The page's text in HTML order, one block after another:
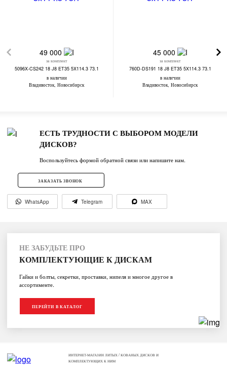
49 000
за комплект
5096X-CS242 18 J8 ET35 5X114.3 73.1
в наличии
Владивосток, Новосибирск
45 000
за комплект
760D-DS191 18 J8 ET35 5X114.3 73.1
в наличии
Владивосток, Новосибирск
ЕСТЬ ТРУДНОСТИ С ВЫБОРОМ МОДЕЛИ
ДИСКОВ?
Воспользуйтесь формой обратной связи или напишите нам.
ЗАКАЗАТЬ ЗВОНОК
WhatsApp Telegram MAX
НЕ ЗАБУДЬТЕ ПРО
КОМПЛЕКТУЮЩИЕ К ДИСКАМ
Гайки и болты, секретки, проставки, нипеля и многое другое в
ассортименте.
ПЕРЕЙТИ В КАТАЛОГ
ИНТЕРНЕТ-МАГАЗИН ЛИТЫХ / КОВАНЫХ ДИСКОВ И
КОМПЛЕКТУЮЩИХ К НИМ